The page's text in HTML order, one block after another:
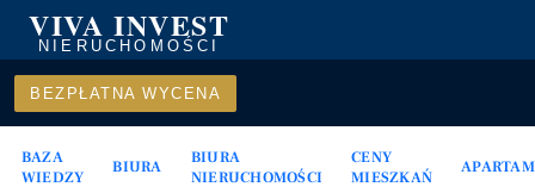
VIVA INVEST
NIERUCHOMOŚCI
BEZPŁATNA WYCENA
BAZA
WIEDZY
BIURA
BIURA
NIERUCHOMOŚCI
CENY
MIESZKAŃ